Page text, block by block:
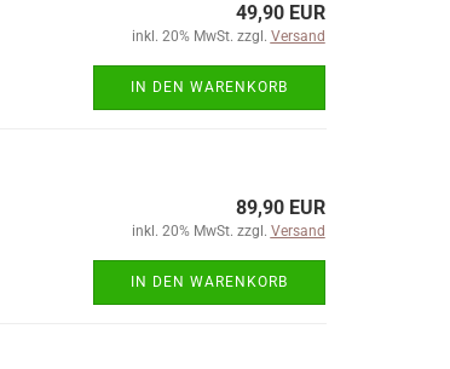
49,90 EUR
inkl. 20% MwSt. zzgl. Versand
IN DEN WARENKORB
89,90 EUR
inkl. 20% MwSt. zzgl. Versand
IN DEN WARENKORB